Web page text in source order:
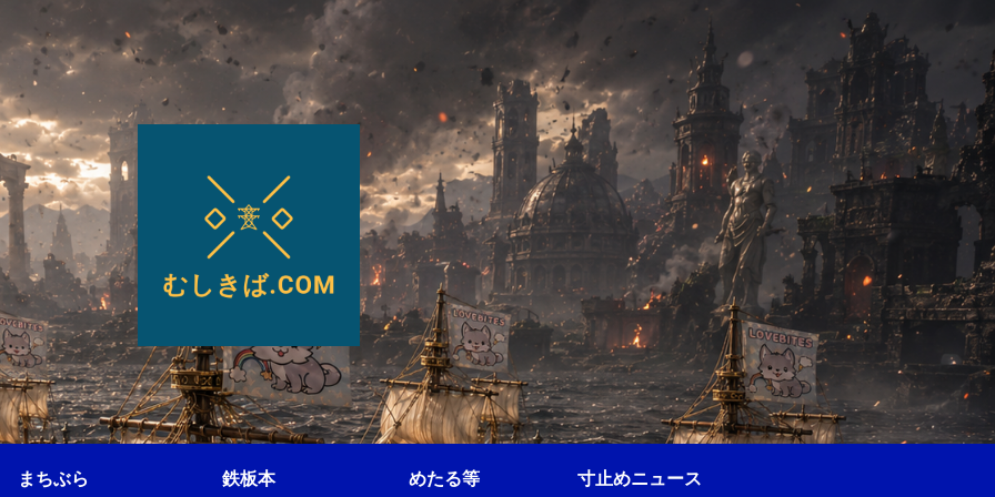
まちぶら 鉄板本 めたる等 寸止めニュース